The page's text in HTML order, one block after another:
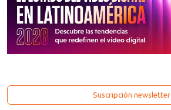
Suscripción newsletter